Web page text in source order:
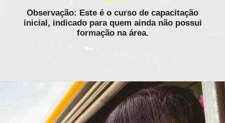
Observação: Este é o curso de capacitação
inicial, indicado para quem ainda não possui
formação na área.